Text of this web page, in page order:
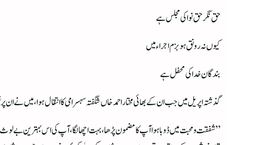
حق نگر حق نوا کی مجلس ہے
کیوں نہ رونق ہو بزم اجراء میں
بندگان خدا کی محفل ہے
گذشتہ اپریل میں جب ان کے بھائی مختار احمد خاں شگفتہ سہسرامی کا انتقال ہوا، میں نے
”شفقت ومحبت میں ڈوبا ہوا آپ کا مضمون پڑھا، بہت اچھا لگا، آپ کی اس بہترین بے لوث